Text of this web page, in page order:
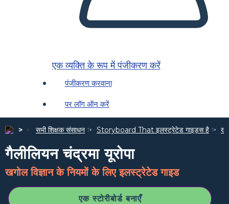
एक व्यक्ति के रूप में पंजीकरण करें
पंजीकरण करवाना
पर लॉग ऑन करें
सभी शिक्षक संसाधन Storyboard That इलस्ट्रेटेड गाइड्स है
गैलीलियन चंद्रमा यूरोपा
खगोल विज्ञान के नियमों के लिए इलस्ट्रेटेड गाइड
एक स्टोरीबोर्ड बनाएँ